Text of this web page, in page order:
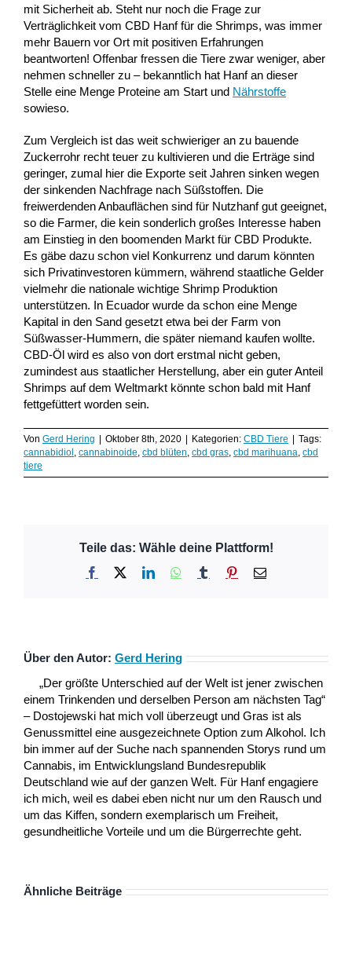
mit Sicherheit ab. Steht nur noch die Frage zur
Verträglichkeit vom CBD Hanf für die Shrimps, was immer
mehr Bauern vor Ort mit positiven Erfahrungen
beantworten! Offenbar fressen die Tiere zwar weniger, aber
nehmen schneller zu – bekanntlich hat Hanf an dieser
Stelle eine Menge Proteine am Start und Nährstoffe
sowieso.
Zum Vergleich ist das weit schwieriger an zu bauende
Zuckerrohr recht teuer zu kultivieren und die Erträge sind
geringer, zumal hier die Exporte seit Jahren sinken wegen
der sinkenden Nachfrage nach Süßstoffen. Die
freiwerdenden Anbauflächen sind für Nutzhanf gut geeignet,
so die Farmer, die kein sonderlich großes Interesse haben
am Einstieg in den boomenden Markt für CBD Produkte.
Es gäbe dazu schon viel Konkurrenz und darum könnten
sich Privatinvestoren kümmern, während staatliche Gelder
vielmehr die nationale wichtige Shrimp Produktion
unterstützen. In Ecuador wurde da schon eine Menge
Kapital in den Sand gesetzt etwa bei der Farm von
Süßwasser-Hummern, die später niemand kaufen wollte.
CBD-Öl wird es also von dort erstmal nicht geben,
zumindest aus staatlicher Herstellung, aber ein guter Anteil
Shrimps auf dem Weltmarkt könnte schon bald mit Hanf
fettgefüttert worden sein.
Von Gerd Hering | Oktober 8th, 2020 | Kategorien: CBD Tiere | Tags:
cannabidiol, cannabinoide, cbd blüten, cbd gras, cbd marihuana, cbd
tiere
Teile das: Wähle deine Plattform!
Facebook LinkedInWhatsApp
Tumblr Pinterest
E-
Über den Autor: Gerd Hering
„Der größte Unterschied auf der Welt ist jener zwischen
einem Trinkenden und derselben Person am nächsten Tag“
– Dostojewski hat mich voll überzeugt und Gras ist als
Genussmittel eine ausgezeichnete Option zum Alkohol. Ich
bin immer auf der Suche nach spannenden Storys rund um
Cannabis, im Entwicklungsland Bundesrepublik
Deutschland wie auf der ganzen Welt. Für Hanf engagiere
ich mich, weil es dabei eben nicht nur um den Rausch und
um das Kiffen, sondern exemplarisch um Freiheit,
gesundheitliche Vorteile und um die Bürgerrechte geht.
Ähnliche Beiträge